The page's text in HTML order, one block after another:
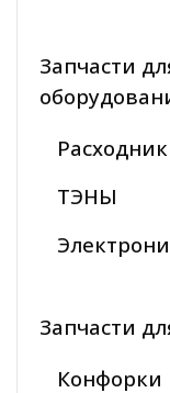
Запчасти
ТЭНЫ
Запчасти
Конфорки